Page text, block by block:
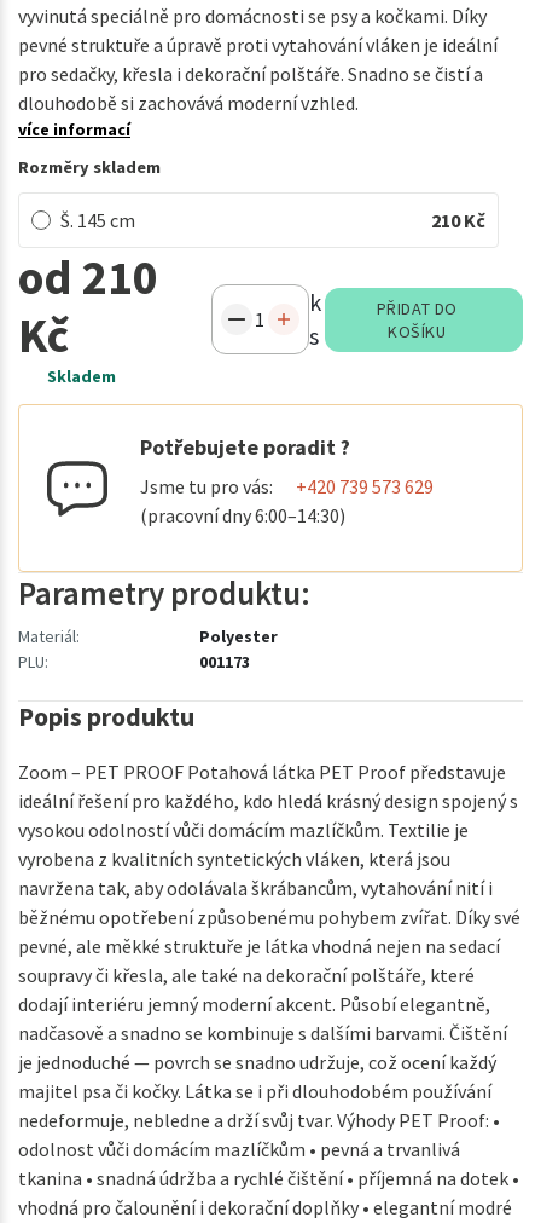
vyvinutá speciálně pro domácnosti se psy a kočkami. Díky
pevné struktuře a úpravě proti vytahování vláken je ideální
pro sedačky, křesla i dekorační polštáře. Snadno se čistí a
dlouhodobě si zachovává moderní vzhled.
více informací
Rozměry skladem
Š. 145 cm 210Kč
od 210
Kč
Skladem
k
s
PŘIDAT DO
KOŠÍKU
Potřebujete poradit ?
Jsme tu pro vás:
+420 739 573 629
(pracovní dny 6:00–14:30)
Parametry produktu:
Materiál:
Polyester
PLU:
001173
Popis produktu
Zoom – PET PROOF Potahová látka PET Proof představuje
ideální řešení pro každého, kdo hledá krásný design spojený s
vysokou odolností vůči domácím mazlíčkům. Textilie je
vyrobena z kvalitních syntetických vláken, která jsou
navržena tak, aby odolávala škrábancům, vytahování nití i
běžnému opotřebení způsobenému pohybem zvířat. Díky své
pevné, ale měkké struktuře je látka vhodná nejen na sedací
soupravy či křesla, ale také na dekorační polštáře, které
dodají interiéru jemný moderní akcent. Působí elegantně,
nadčasově a snadno se kombinuje s dalšími barvami. Čištění
je jednoduché — povrch se snadno udržuje, což ocení každý
majitel psa či kočky. Látka se i při dlouhodobém používání
nedeformuje, nebledne a drží svůj tvar. Výhody PET Proof: •
odolnost vůči domácím mazlíčkům • pevná a trvanlivá
tkanina • snadná údržba a rychlé čištění • příjemná na dotek •
vhodná pro čalounění i dekorační doplňky • elegantní modré